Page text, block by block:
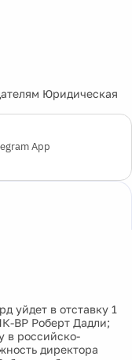
Юридическая
App
уйдет в отставку 1
BP Роберт Дадли;
в российско-
директора